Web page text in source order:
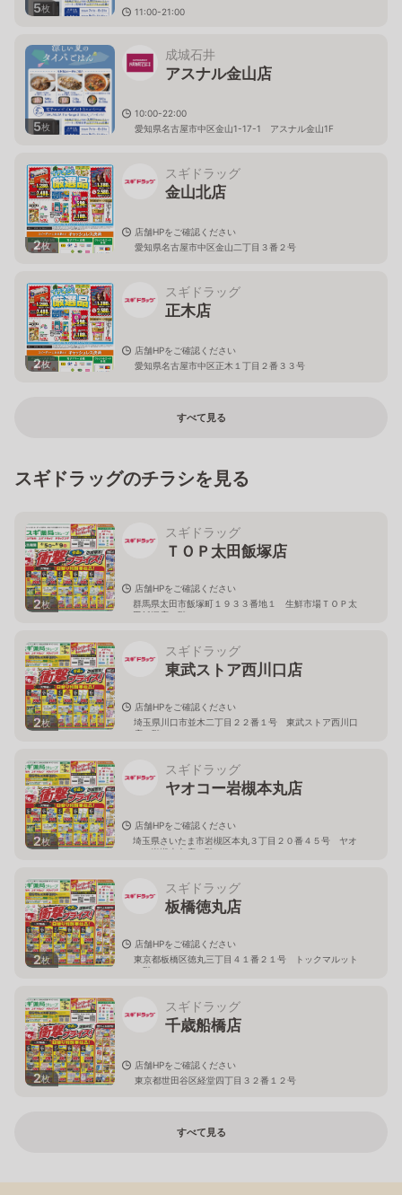
5枚
11:00-21:00
5枚
成城石井
アスナル金山店
10:00-22:00
愛知県名古屋市中区金山1-17-1 アスナル金山1F
2枚
スギドラッグ
金山北店
店舗HPをご確認ください
愛知県名古屋市中区金山二丁目３番２号
2枚
スギドラッグ
正木店
店舗HPをご確認ください
愛知県名古屋市中区正木１丁目２番３３号
すべて見る
スギドラッグのチラシを見る
2枚
スギドラッグ
ＴＯＰ太田飯塚店
店舗HPをご確認ください
群馬県太田市飯塚町１９３３番地１ 生鮮市場ＴＯＰ太
田飯塚店１階
2枚
スギドラッグ
東武ストア西川口店
店舗HPをご確認ください
埼玉県川口市並木二丁目２２番１号 東武ストア西川口
店２階
2枚
スギドラッグ
ヤオコー岩槻本丸店
店舗HPをご確認ください
埼玉県さいたま市岩槻区本丸３丁目２０番４５号 ヤオ
コー岩槻本丸店２階
2枚
スギドラッグ
板橋徳丸店
店舗HPをご確認ください
東京都板橋区徳丸三丁目４１番２１号 トックマルット
１階
2枚
スギドラッグ
千歳船橋店
店舗HPをご確認ください
東京都世田谷区経堂四丁目３２番１２号
すべて見る